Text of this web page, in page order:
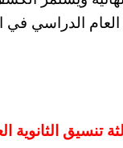
الثانوية